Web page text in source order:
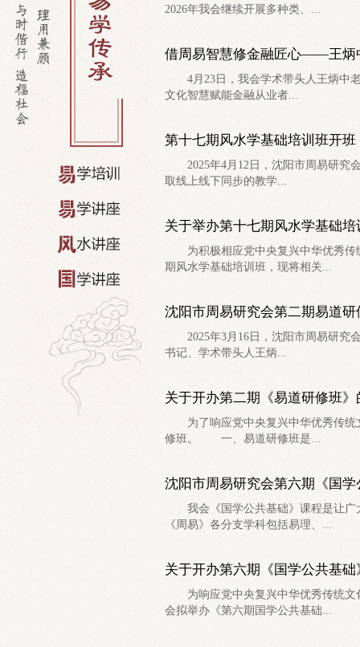
2026年我会继续开展多种类、...
借周易智慧修金融匠心——王炳
4月23日，我会学术带头人王炳中老
文化智慧赋能金融从业者...
第十七期风水学基础培训班开班
2025年4月12日，沈阳市周易研究会
取线上线下同步的教学...
关于举办第十七期风水学基础
为积极相应党中央复兴中华优秀传
期风水学基础培训班，现将相关...
沈阳市周易研究会第二期易道研
2025年3月16日，沈阳市周易研究会
书记、学术带头人王炳...
关于开办第二期《易道研修班》
为了响应党中央复兴中华优秀传统
修班。 一、易道研修班是...
沈阳市周易研究会第六期《国
我会《国学公共基础》课程是让广
《周易》各分支学科包括易理、...
关于开办第六期《国学公共基
为响应党中央复兴中华优秀传统文
会拟举办《第六期国学公共基础...